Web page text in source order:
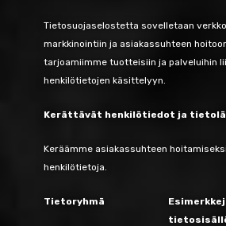
Tietosuojaselostetta sovelletaan
markkinointiin ja asiakassuhteen
tarjoamiimme tuotteisiin ja palveluihin
henkilötietojen käsittelyyn.
Kerättävät henkilötiedot ja
Keräämme asiakassuhteen
henkilötietoja.
Tietoryhmä